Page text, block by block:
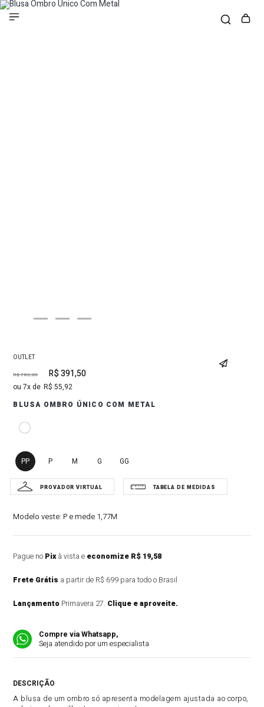
OUTLET
R$ 783,00 R$ 391,50
7 R$ 55,92
BLUSA OMBRO ÚNICO COM METAL
PP P M G GG
Modelo veste: P e mede 1,77M
Pague no Pixà vista e economize R$ 19,58
Frete Grátis a partir de R$ 699 para todo o Brasil
Lançamento Primavera 27. Clique e aproveite.
Compre via Whatsapp,
Seja atendido por um especialista
A blusa de um ombro só apresenta modelagem ajustada ao corpo,